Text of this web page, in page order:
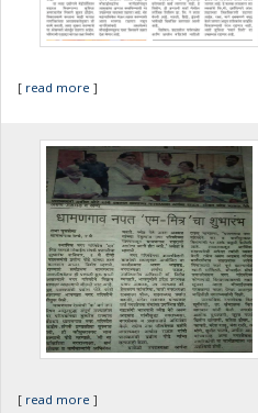
[ read more ]
[ read more ]